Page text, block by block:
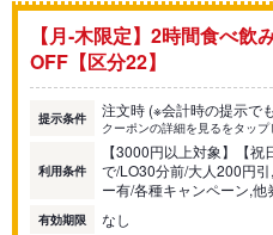
【月‐木限定】2時間食べ
OFF【区分22】
提示条件 注文時 (※会計時の提示で
クーポンの詳細を見るをタップ
利用条件
【3000円以上対象】【
で/LO30分前/大人200円
ー有/各種キャンペーン,
有効期限 なし